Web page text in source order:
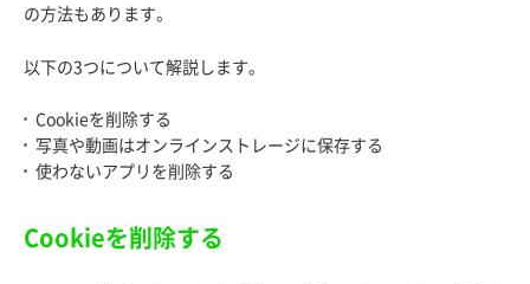
の方法もあります。
以下の3つについて解説します。
Cookieを削除する
写真や動画はオンラインストレージに保存する
使わないアプリを削除する
Cookieを削除する